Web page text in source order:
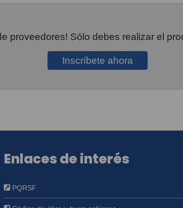
proveedores! Sólo debes realizar el
Inscríbete ahora
Enlaces de interés
PQRSF